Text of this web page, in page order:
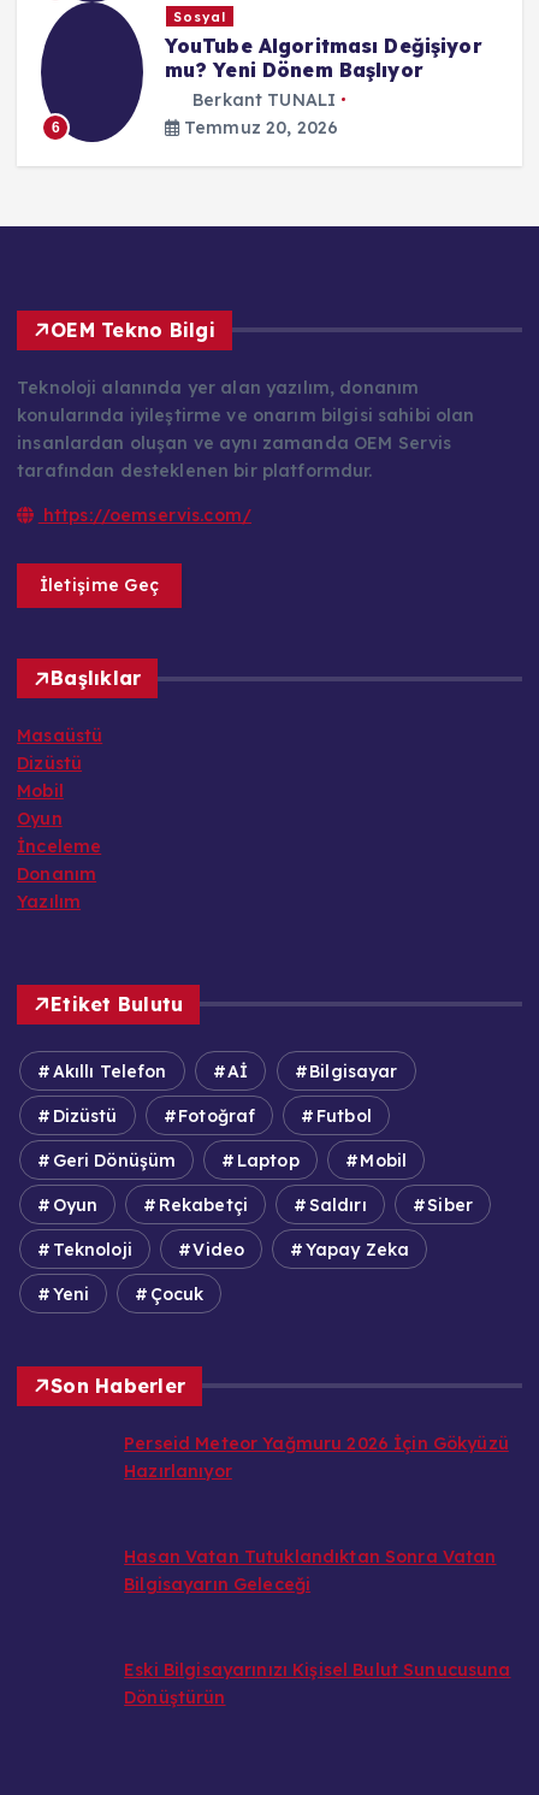
6
Sosyal
YouTube Algoritması Değişiyor
mu? Yeni Dönem Başlıyor
Berkant TUNALI
Temmuz 20, 2026
OEM Tekno Bilgi
Teknoloji alanında yer alan yazılım, donanım
konularında iyileştirme ve onarım bilgisi sahibi olan
insanlardan oluşan ve aynı zamanda OEM Servis
tarafından desteklenen bir platformdur.
https://oemservis.com/
İletişime Geç
Başlıklar
Masaüstü
Dizüstü
Mobil
Oyun
İnceleme
Donanım
Yazılım
Etiket Bulutu
Akıllı Telefon Aİ Bilgisayar
Dizüstü Fotoğraf Futbol
Geri Dönüşüm Laptop Mobil
Oyun Rekabetçi Saldırı Siber
Teknoloji Video Yapay Zeka
Yeni Çocuk
Son Haberler
Perseid Meteor Yağmuru 2026 İçin Gökyüzü
Hazırlanıyor
Hasan Vatan Tutuklandıktan Sonra Vatan
Bilgisayarın Geleceği
Eski Bilgisayarınızı Kişisel Bulut Sunucusuna
Dönüştürün